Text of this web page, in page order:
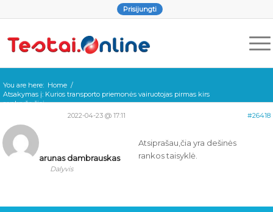
Prisijungti
You are here: Home /
Atsakymas į: Kurios transporto priemonės vairuotojas pirmas kirs
sąnkryžą šioj...
2022-04-23 @ 17:11
#26418
arunas dambrauskas
Dalyvis
Atsiprašau,čia yra dešinės
rankos taisyklė.